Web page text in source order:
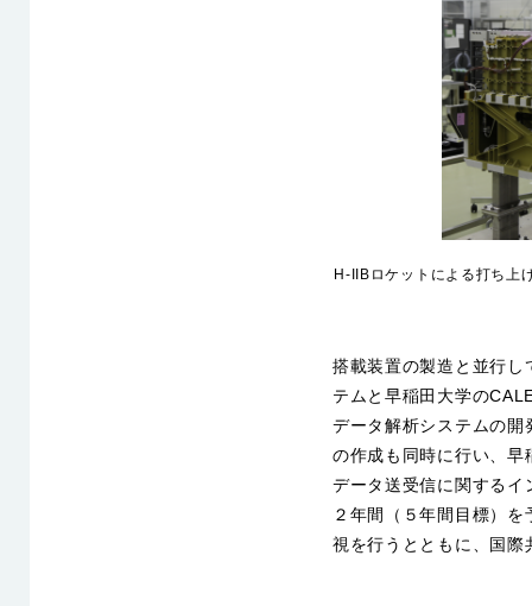
H-IIBロケットによる打ち上
搭載装置の製造と並行
テムと早稲田大学の
データ解析システムの開
の作成も同時に行い、
データ送受信に関するイ
２年間（５年間目標）
視を行うとともに、国際